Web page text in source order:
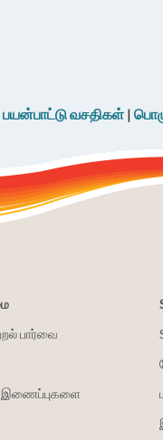
பயன்பாட்டு வசதிகள் |
பார்வை
இணைப்புகளை